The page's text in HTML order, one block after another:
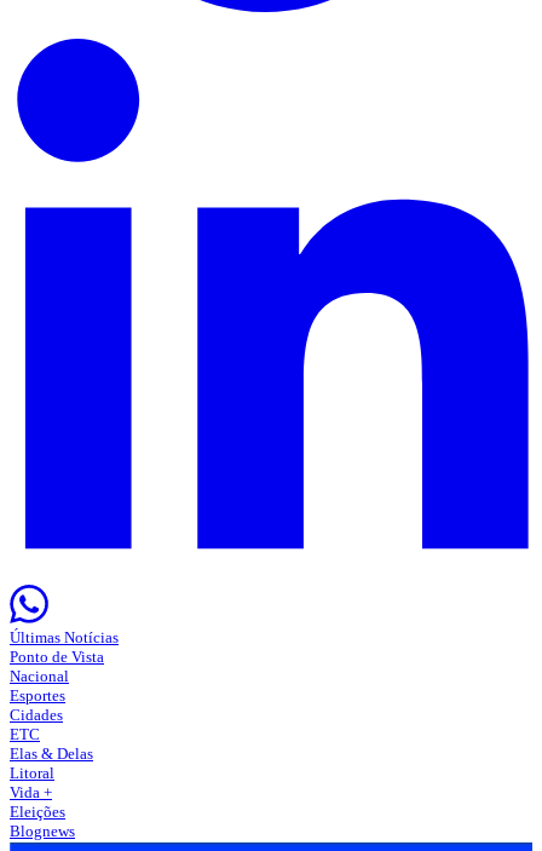
Últimas Notícias
Ponto de Vista
Nacional
Esportes
Cidades
ETC
Elas & Delas
Litoral
Vida +
Eleições
Blognews